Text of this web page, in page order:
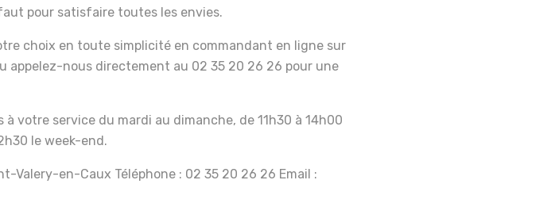
pour satisfaire toutes les envies.
choix en toute simplicité en commandant en ligne sur
appelez-nous directement au 02 35 20 26 26 pour une
à votre service du mardi au dimanche, de 11h30 à 14h00
le week-end.
Valery-en-Caux Téléphone : 02 35 20 26 26 Email :